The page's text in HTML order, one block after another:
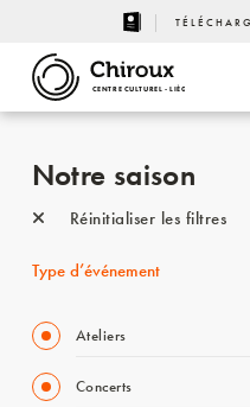
CENTRE CULTUREL - LIÈGE
Notre saison
Réinitialiser les filtres
Type d’événement
Ateliers
Concerts